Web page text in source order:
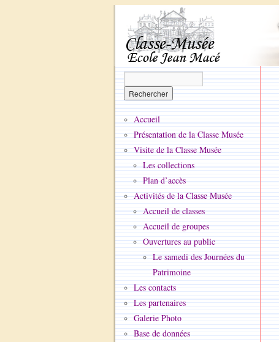
Accueil
Présentation de la Classe Musée
Visite de la Classe Musée
Les collections
Plan d’accès
Activités de la Classe Musée
Accueil de classes
Accueil de groupes
Ouvertures au public
Le samedi des Journées du
Patrimoine
Les contacts
Les partenaires
Galerie Photo
Base de données